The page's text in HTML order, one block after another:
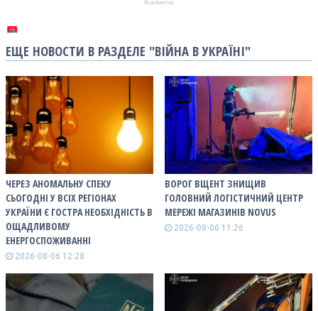
ЕЩЕ НОВОСТИ В РАЗДЕЛЕ "ВІЙНА В УКРАЇНІ"
ЧЕРЕЗ АНОМАЛЬНУ СПЕКУ
СЬОГОДНІ У ВСІХ РЕГІОНАХ
УКРАЇНИ Є ГОСТРА НЕОБХІДНІСТЬ В
ОЩАДЛИВОМУ
ЕНЕРГОСПОЖИВАННІ
2026-08-06 12:28
ВОРОГ ВЩЕНТ ЗНИЩИВ
ГОЛОВНИЙ ЛОГІСТИЧНИЙ ЦЕНТР
МЕРЕЖІ МАГАЗИНІВ NOVUS
2026-08-06 11:26